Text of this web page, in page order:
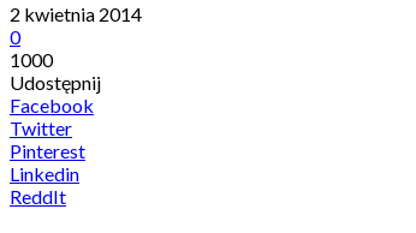
2 kwietnia 2014
0
1000
Udostępnij
Facebook
Twitter
Pinterest
Linkedin
ReddIt